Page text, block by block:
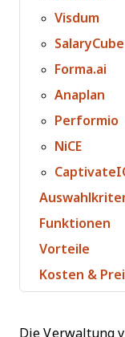
Visdum
SalaryCube
Forma.ai
Anaplan
Performio
NiCE
Funktionen
Vorteile
Kosten &
Die Verwaltung